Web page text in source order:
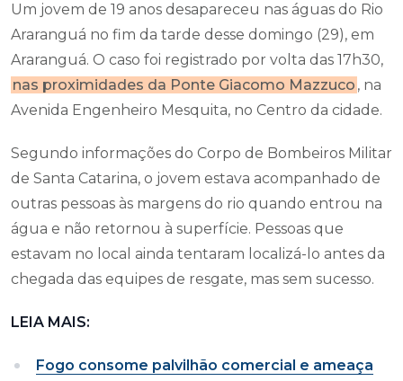
Um jovem de 19 anos desapareceu nas águas do Rio
Araranguá no fim da tarde desse domingo (29), em
Araranguá. O caso foi registrado por volta das 17h30,
nas proximidades da Ponte Giacomo Mazzuco , na
Avenida Engenheiro Mesquita, no Centro da cidade.
Segundo informações do Corpo de Bombeiros Militar
de Santa Catarina, o jovem estava acompanhado de
outras pessoas às margens do rio quando entrou na
água e não retornou à superfície. Pessoas que
estavam no local ainda tentaram localizá-lo antes da
chegada das equipes de resgate, mas sem sucesso.
LEIA MAIS:
Fogo consome palvilhão comercial e ameaça